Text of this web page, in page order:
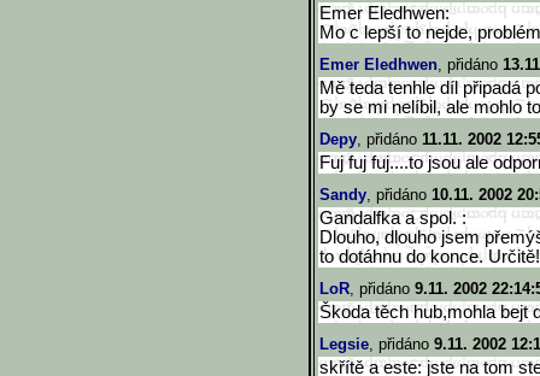
Emer Eledhwen:
Mo c lepší to nejde,
Emer Eledhwen, přidáno
Mě teda tenhle díl připadá
by se mi nelíbil, ale mohlo
Depy, přidáno 11.11. 2002
Fuj fuj fuj....to jsou ale
Sandy, přidáno 10.11. 2002
Gandalfka a spol. :
Dlouho, dlouho jsem
to dotáhnu do konce.
LoR, přidáno 9.11. 2002
Škoda těch hub,mohla bejt
Legsie, přidáno 9.11. 2002
skřítě a este: jste na tom